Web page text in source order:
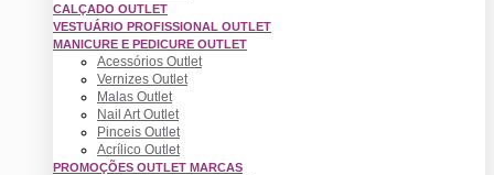
CALÇADO OUTLET
VESTUÁRIO PROFISSIONAL OUTLET
MANICURE E PEDICURE OUTLET
Acessórios Outlet
Vernizes Outlet
Malas Outlet
Nail Art Outlet
Pinceis Outlet
Acrílico Outlet
PROMOÇÕES OUTLET MARCAS